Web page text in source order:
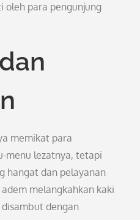
oleh para pengunjung
memikat para
menu lezatnya, tetapi
hangat dan pelayanan
melangkahkan kaki
dengan